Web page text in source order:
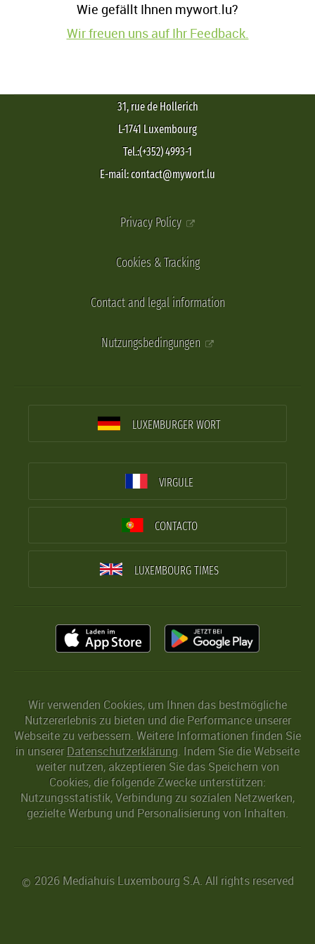
Wie gefällt Ihnen mywort.lu?
Wir freuen uns auf Ihr Feedback.
31, rue de Hollerich
L-1741 Luxembourg
Tel.:(+352) 4993-1
E-mail: contact@mywort.lu
Privacy Policy
Cookies & Tracking
Contact and legal information
Nutzungsbedingungen
LUXEMBURGER WORT
VIRGULE
CONTACTO
LUXEMBOURG TIMES
Wir verwenden Cookies, um Ihnen das bestmögliche
Nutzererlebnis zu bieten und die Performance unserer
Webseite zu verbessern. Weitere Informationen finden Sie
in unserer Datenschutzerklärung. Indem Sie die Webseite
weiter nutzen, akzeptieren Sie das Speichern von
Cookies, die folgende Zwecke unterstützen:
Nutzungsstatistik, Verbindung zu sozialen Netzwerken,
gezielte Werbung und Personalisierung von Inhalten.
© 2026 Mediahuis Luxembourg S.A. All rights reserved